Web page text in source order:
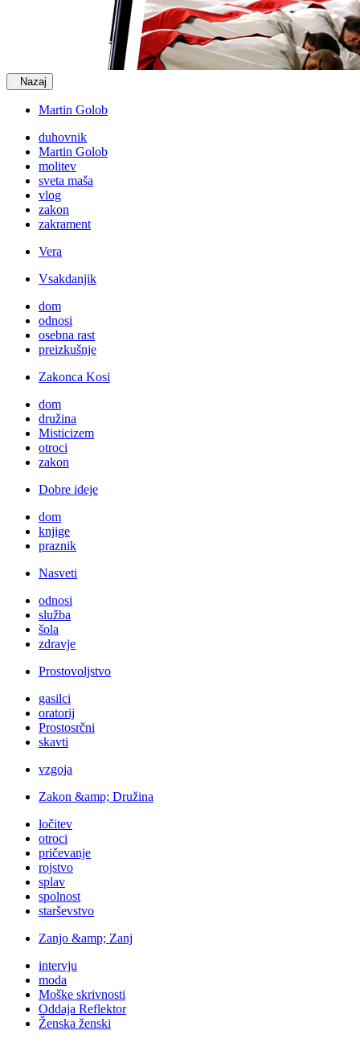
Nazaj
Martin Golob
duhovnik
Martin Golob
molitev
sveta maša
vlog
zakon
zakrament
Vera
Vsakdanjik
dom
odnosi
osebna rast
preizkušnje
Zakonca Kosi
dom
družina
Misticizem
otroci
zakon
Dobre ideje
dom
knjige
praznik
Nasveti
odnosi
služba
šola
zdravje
Prostovoljstvo
gasilci
oratorij
Prostosrčni
skavti
vzgoja
Zakon &amp; Družina
ločitev
otroci
pričevanje
rojstvo
splav
spolnost
starševstvo
Zanjo &amp; Zanj
intervju
moda
Moške skrivnosti
Oddaja Reflektor
Ženska ženski